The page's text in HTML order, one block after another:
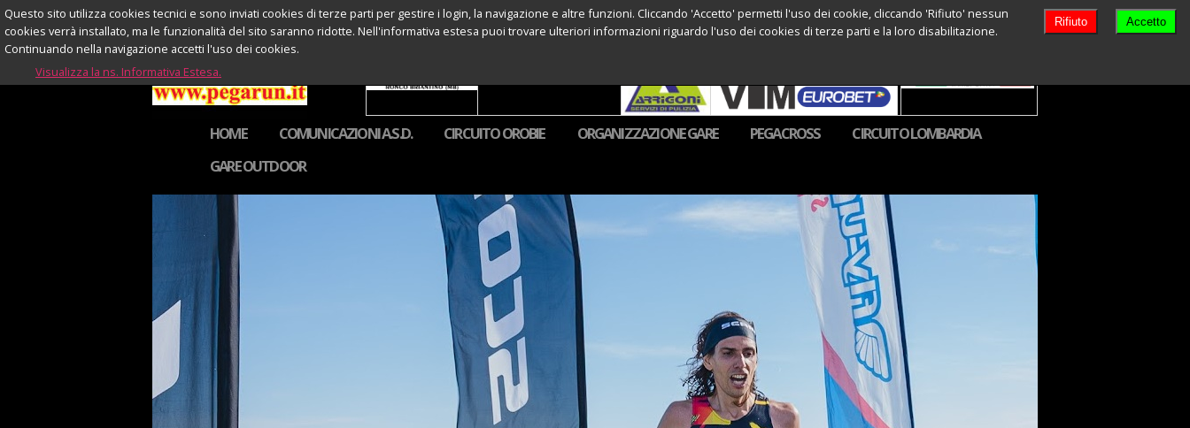
HOME COMUNICAZIONI A.S.D. CIRCUITO OROBIE ORGANIZZAZIONE GARE PEGACROSS
CIRCUITO LOMBARDIA
GARE OUTDOOR
Accetto
Rifiuto
Questo sito utilizza cookies tecnici e sono inviati cookies di terze parti per gestire i login, la navigazione e altre funzioni. Cliccando 'Accetto' permetti l'uso dei cookie, cliccando 'Rifiuto' nessun
cookies verrà installato, ma le funzionalità del sito saranno ridotte. Nell'informativa estesa puoi trovare ulteriori informazioni riguardo l'uso dei cookies di terze parti e la loro disabilitazione.
Continuando nella navigazione accetti l'uso dei cookies.
Visualizza la ns. Informativa Estesa.